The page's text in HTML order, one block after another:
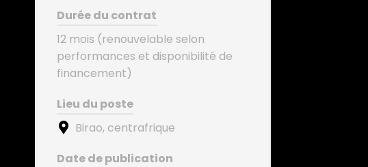
Durée du contrat
12 mois (renouvelable selon
performances et disponibilité de
financement)
Lieu du poste
Birao, centrafrique
Date de publication